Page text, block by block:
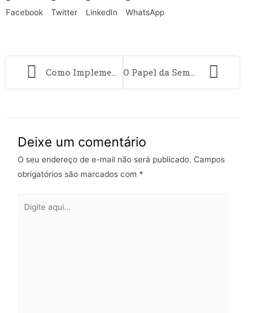
Facebook Twitter LinkedIn WhatsApp
Deixe um comentário
O seu endereço de e-mail não será publicado. Campos
obrigatórios são marcados com *